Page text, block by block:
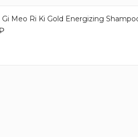
Gi Meo Ri Ki Gold Energizing